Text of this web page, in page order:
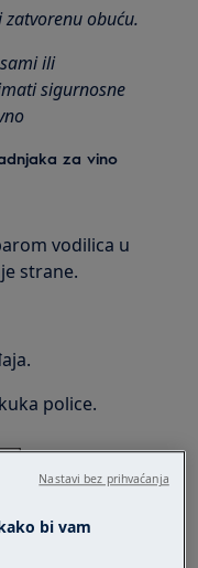
obuću.
ili
sigurnosne
za vino
vodilica u
strane.
police.
bi vam
Nastavi bez prihvaćanja